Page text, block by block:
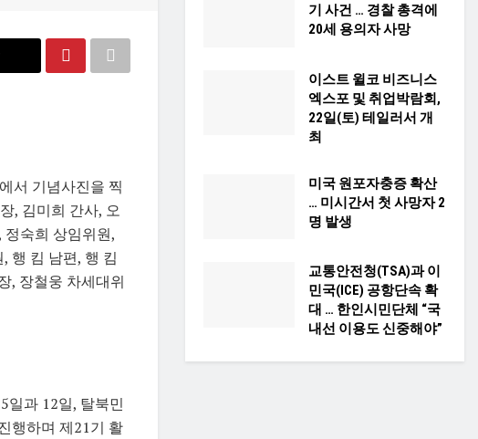
서 기념사진을 찍
, 김미희 간사, 오
숙희 상임위원,
행 킴 남편, 행 킴
, 장철웅 차세대위
일과 12일, 탈북민
행하며 제21기 활
기 사건 … 경찰 총격에
20세 용의자 사망
이스트 윌코 비즈니스
엑스포 및 취업박람회,
22일(토) 테일러서 개
최
미국 원포자충증 확산
… 미시간서 첫 사망자 2
명 발생
교통안전청(TSA)과 이
민국(ICE) 공항단속 확
대 … 한인시민단체 “국
내선 이용도 신중해야”